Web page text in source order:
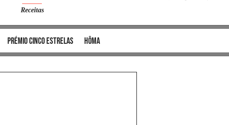
Receitas
Prémio Cinco Estrelas Hôma